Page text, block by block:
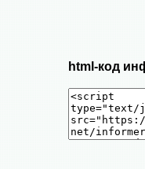
html-код